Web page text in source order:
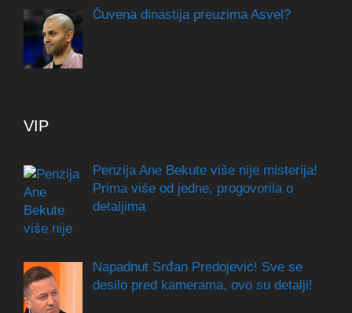
Čuvena dinastija preuzima Asvel?
VIP
Penzija Ane Bekute više nije misterija!
Prima više od jedne, progovorila o
detaljima
Napadnut Srđan Predojević! Sve se
desilo pred kamerama, ovo su detalji!